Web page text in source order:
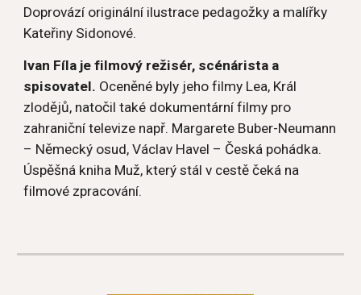
Doprovází originální ilustrace pedagožky a malířky
Kateřiny Sidonové.
Ivan Fíla je filmový režisér, scénárista a
spisovatel. Oceněné byly jeho filmy Lea, Král
zlodějů, natočil také dokumentární filmy pro
zahraniční televize např. Margarete Buber-Neumann
– Německý osud, Václav Havel – Česká pohádka.
Úspěšná kniha Muž, který stál v cestě čeká na
filmové zpracování.